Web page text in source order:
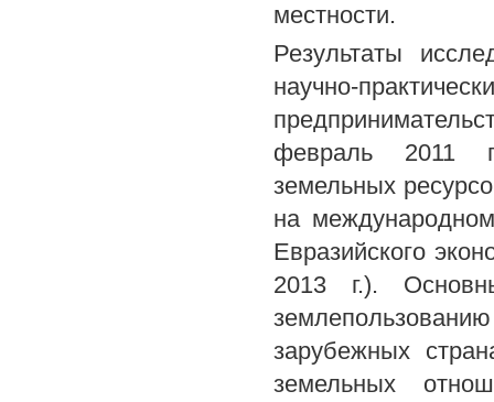
местности.
Результаты
научно-
февраль 2011
земельных
на
Евразийского
2013 г.).
зарубежных
земельных